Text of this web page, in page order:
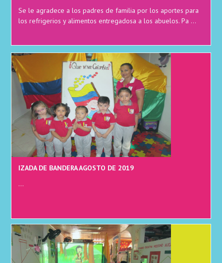
Se le agradece a los padres de familia por los aportes para
los refrigerios y alimentos entregadosa a los abuelos. Pa ...
IZADA DE BANDERA AGOSTO DE 2019
...